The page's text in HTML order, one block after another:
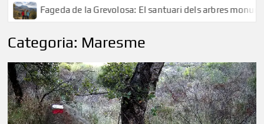
la Grevolosa: El santuari dels arbres monumentals
Categoria: Maresme